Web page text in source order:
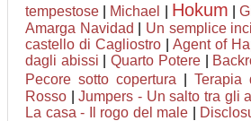
tempestose
Michael Hokum |
Amarga Navidad
Un semplice
castello di Cagliostro
Agent of
dagli abissi |Quarto Potere|
Pecore sotto copertura
Terapia
Rosso |Jumpers - Un salto tra gli
La casa - Il rogo del male